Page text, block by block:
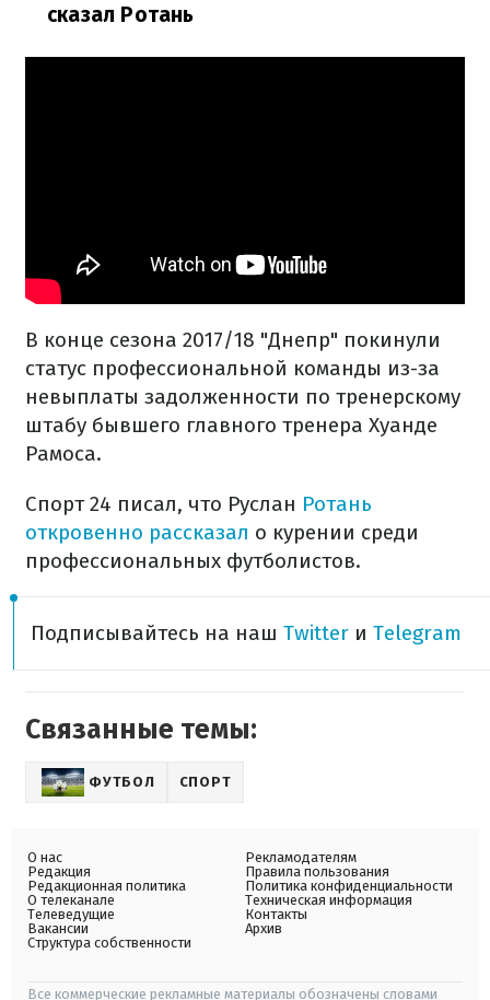
сказал Ротань
В конце сезона 2017/18 "Днепр" покинули
статус профессиональной команды из-за
невыплаты задолженности по тренерскому
штабу бывшего главного тренера Хуанде
Рамоса.
Спорт 24 писал, что Руслан Ротань
откровенно рассказал о курении среди
профессиональных футболистов.
Подписывайтесь на наш Twitter и Telegram
Связанные темы:
ФУТБОЛ СПОРТ
О нас
Редакция
Редакционная политика
О телеканале
Телеведущие
Вакансии
Структура собственности
Рекламодателям
Правила пользования
Политика конфиденциальности
Техническая информация
Контакты
Архив
Все коммерческие рекламные материалы обозначены словами